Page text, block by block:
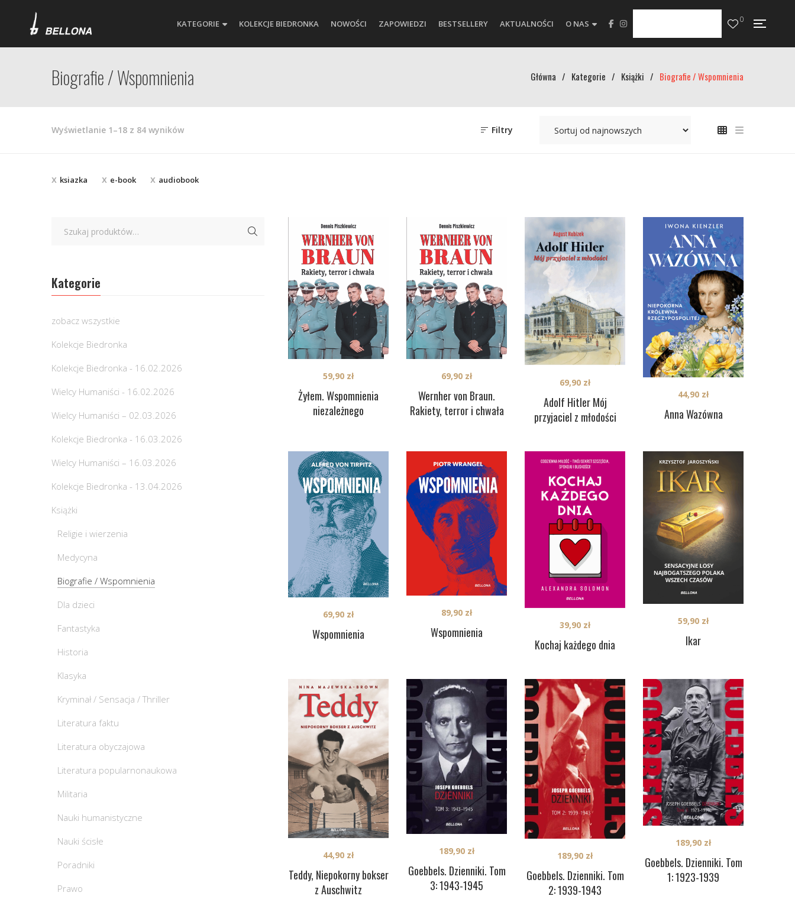
KATEGORIE KOLEKCJE BIEDRONKA NOWOŚCI ZAPOWIEDZI BESTSELLERY AKTUALNOŚCI O NAS 0
Biografie / Wspomnienia Główna / Kategorie / Książki / Biografie / Wspomnienia
Wyświetlanie 1–18 z 84 wynikówPosortowane
Filtry
ksiazka e-book audiobook
Żyłem. Wspomnienia
niezależnego
59,90 zł
Wernher von Braun.
Rakiety, terror i chwała
69,90 zł
Adolf Hitler Mój
przyjaciel z młodości
69,90 zł
Anna Wazówna
44,90 zł
Wspomnienia
69,90 zł
Wspomnienia
89,90 zł
Kochaj każdego dnia
39,90 zł
Ikar
59,90 zł
Teddy, Niepokorny bokser
z Auschwitz
44,90 zł
Goebbels. Dzienniki. Tom
3: 1943-1945
189,90 zł
Goebbels. Dzienniki. Tom
2: 1939-1943
189,90 zł
Goebbels. Dzienniki. Tom
1: 1923-1939
189,90 zł
Kategorie
zobacz wszystkie
Kolekcje Biedronka
Kolekcje Biedronka - 16.02.2026
Wielcy Humaniści - 16.02.2026
Wielcy Humaniści – 02.03.2026
Kolekcje Biedronka - 16.03.2026
Wielcy Humaniści – 16.03.2026
Kolekcje Biedronka - 13.04.2026
Książki
Religie i wierzenia
Medycyna
Biografie / Wspomnienia
Dla dzieci
Fantastyka
Historia
Klasyka
Kryminał / Sensacja / Thriller
Literatura faktu
Literatura obyczajowa
Literatura popularnonaukowa
Militaria
Nauki humanistyczne
Nauki ścisłe
Poradniki
Prawo